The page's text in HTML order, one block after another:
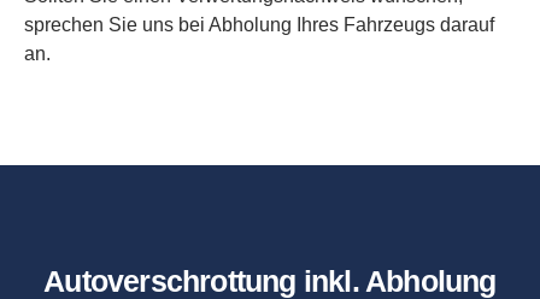
sprechen Sie uns bei Abholung Ihres Fahrzeugs darauf
an.
Autoverschrottung inkl. Abholung